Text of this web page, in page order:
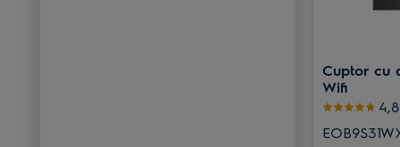
Cuptor cu
Wifi